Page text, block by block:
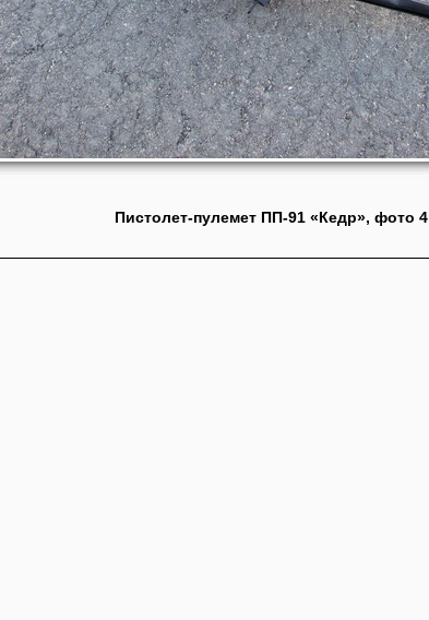
Пистолет-пулемет ПП-91 «Кедр», фото 4